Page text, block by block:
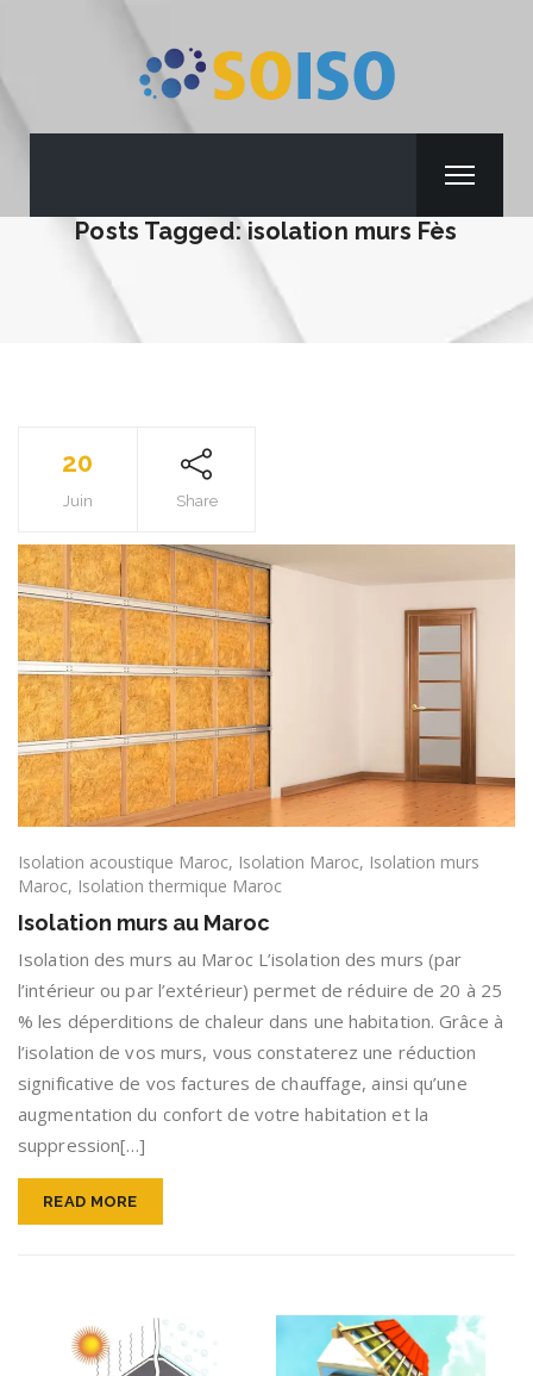
Posts Tagged: isolation murs Fès
20
Juin Share
Isolation acoustique Maroc, Isolation Maroc, Isolation murs
Maroc, Isolation thermique Maroc
Isolation murs au Maroc
Isolation des murs au Maroc L’isolation des murs (par
l’intérieur ou par l’extérieur) permet de réduire de 20 à 25
% les déperditions de chaleur dans une habitation. Grâce à
l’isolation de vos murs, vous constaterez une réduction
significative de vos factures de chauffage, ainsi qu’une
augmentation du confort de votre habitation et la
suppression[…]
READ MORE